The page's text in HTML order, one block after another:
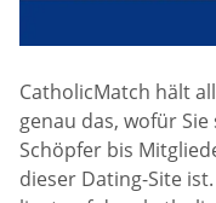
CatholicMatch hält
genau das, wofür
Schöpfer bis
dieser Dating-Site